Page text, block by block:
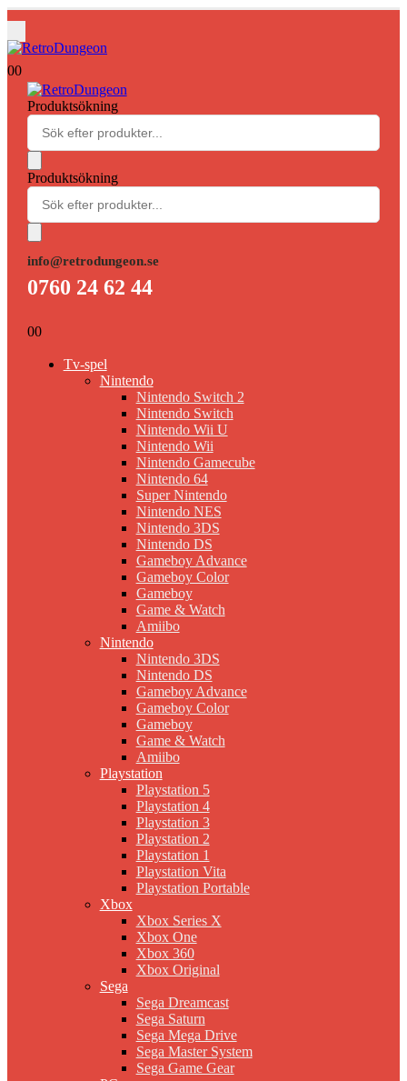
00
Produktsökning
Produktsökning
info@retrodungeon.se
0760 24 62 44
00
Tv-spel
Nintendo
Nintendo Switch 2
Nintendo Switch
Nintendo Wii U
Nintendo Wii
Nintendo Gamecube
Nintendo 64
Super Nintendo
Nintendo NES
Nintendo 3DS
Nintendo DS
Gameboy Advance
Gameboy Color
Gameboy
Game & Watch
Amiibo
Nintendo
Nintendo 3DS
Nintendo DS
Gameboy Advance
Gameboy Color
Gameboy
Game & Watch
Amiibo
Playstation
Playstation 5
Playstation 4
Playstation 3
Playstation 2
Playstation 1
Playstation Vita
Playstation Portable
Xbox
Xbox Series X
Xbox One
Xbox 360
Xbox Original
Sega
Sega Dreamcast
Sega Saturn
Sega Mega Drive
Sega Master System
Sega Game Gear